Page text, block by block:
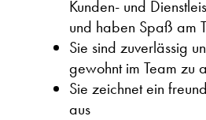
Kunden- und
und haben Spaß am
Sie sind zuverlässig
gewohnt im Team zu
Sie zeichnet ein
aus